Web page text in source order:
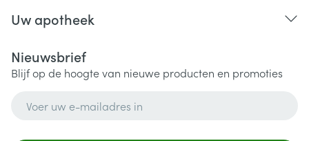
Uw apotheek
Nieuwsbrief
Blijf op de hoogte van nieuwe producten en promoties